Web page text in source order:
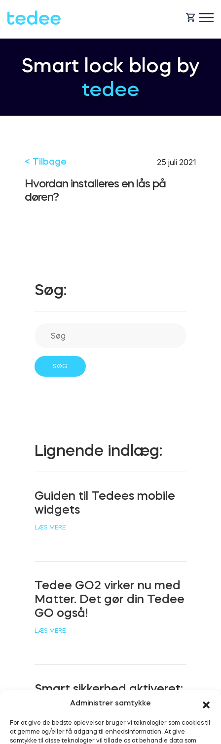
Administrer samtykke
For at give de bedste oplevelser bruger vi teknologier som cookies til
at gemme og/eller få adgang til enhedsinformation. At give
samtykke til disse teknologier vil tillade os at behandle data som
HVORDAN VIRKER DET?
Tedee GO
Cylindere
Adaptere
Hjem adgang
Tedee Keypad PRO
BleBox Smart Relay-modul
Smart lock blog by
tedee
< Tilbage 25 juli 2021
Hvordan installeres en lås på
døren?
Søg:
Lignende indlæg:
Guiden til Tedees mobile
widgets
LÆS MERE
Tedee GO2 virker nu med
Matter. Det gør din Tedee
GO også!
LÆS MERE
Smart sikkerhed aktiveret:
Tedee fungerer nu med
LÆS MERE